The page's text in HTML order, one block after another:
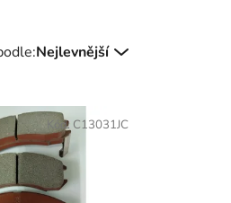
Nejlevnější
Kód: C13031JC